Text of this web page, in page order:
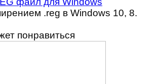
.reg в Windows 10, 8.
понравиться